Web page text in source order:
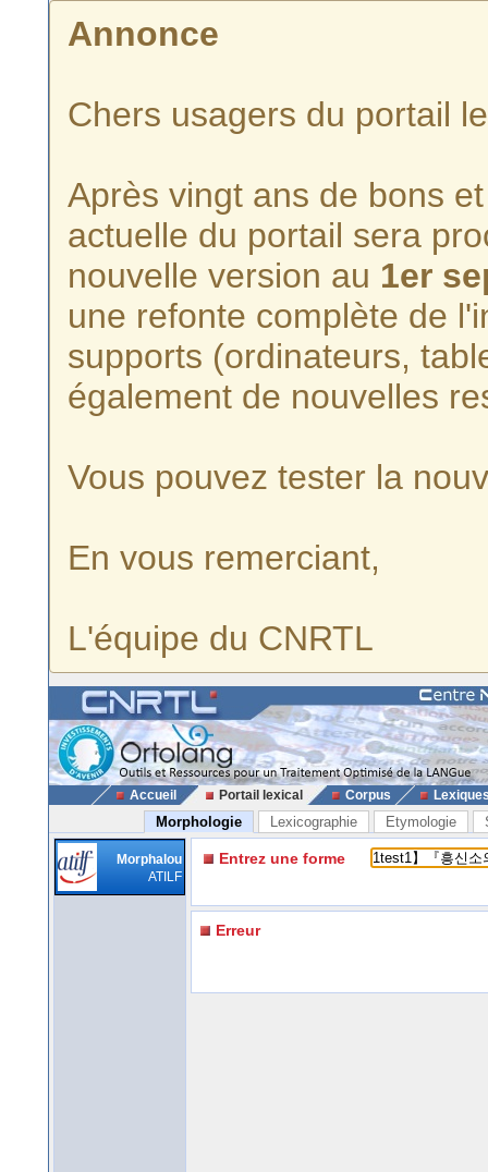
Annonce
Chers usagers du portail
Après vingt ans de bons
actuelle du portail sera
nouvelle version au 1er
une refonte complète de
supports (ordinateurs,
également de nouvelles
Vous pouvez tester la
En vous remerciant,
L'équipe du CNRTL
Accueil Portail lexical Corpus
Morphologie Lexicographie Etymologie
Morphalou
ATILF
Entrez une forme
Erreur